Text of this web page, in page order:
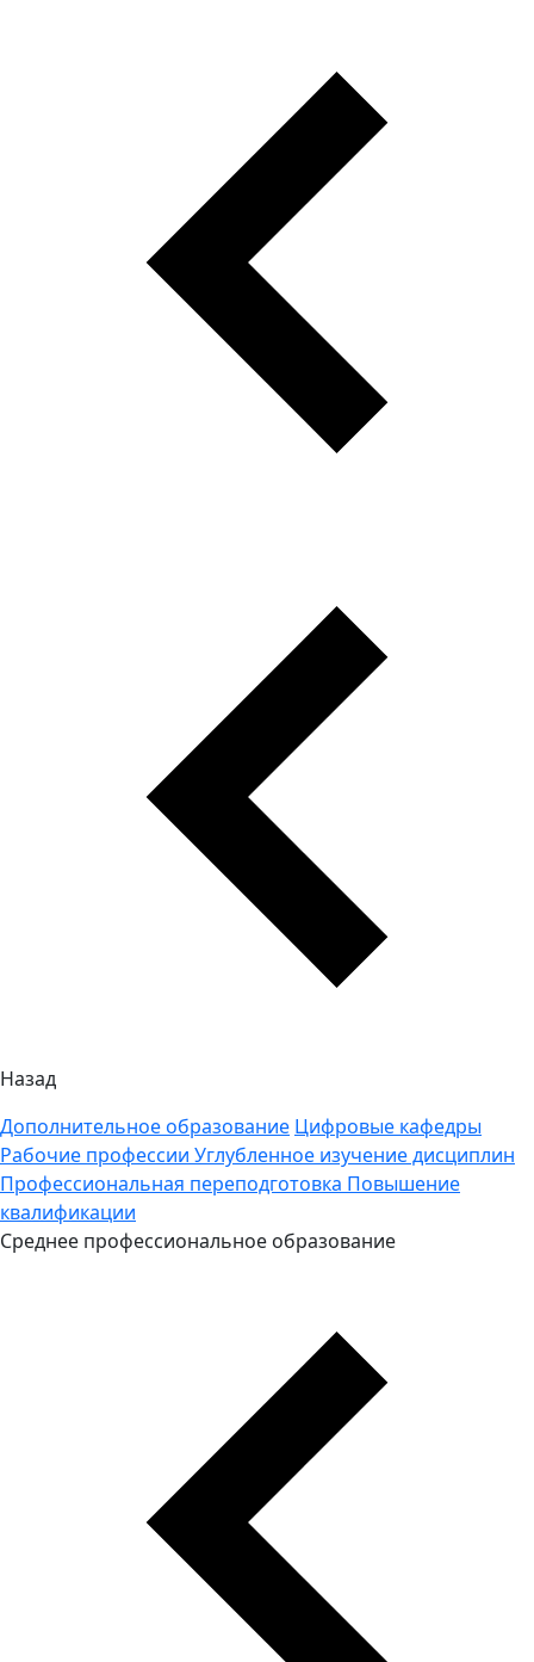
Назад
Дополнительное образование Цифровые кафедры
Рабочие профессии Углубленное изучение дисциплин
Профессиональная переподготовка Повышение
квалификации
Среднее профессиональное образование